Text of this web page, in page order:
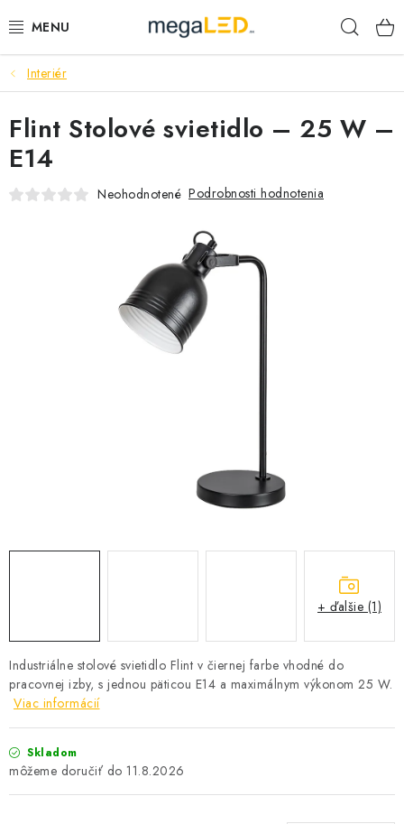
na
PRIEMYSEL
SVIETIDLÁ
ŽIAROVKY A TRUBICE
OBCHODNÉ PODMIENKY
O NÁS - MEGALED & JANTON ZÁKAMENNÉ
Reklamácie a formulár na odstúpenie od zmluvy
O nás - MEGALED & JANTON Zákamenné
Zľavy pre profíkov
Hodnotenie obchodu
Interiér
Industriálne stolové svietidlo Flint v čiernej farbe vhodné do
pracovnej izby, s jednou päticou E14 a maximálnym výkonom 25 W.
Viac informácií
Skladom
11.8.2026
Flint Stolové svietidlo – 25 W –
E14
Neohodnotené Podrobnosti hodnotenia
+ ďalšie (1)